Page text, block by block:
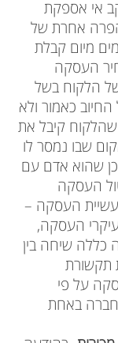
אי אספקת
אחרת של
תחזיר תדיראן ללקוח בתוך 14 ימים מיום קבלת
העסקה
הלקוח בשל
כאמור ולא
קיבל את
שבו נמסר לו
שהוא אדם עם
העסקה
עשיית העסקה –
העסקה,
כללה שיחה בין
תקשורת
על פי
באחת